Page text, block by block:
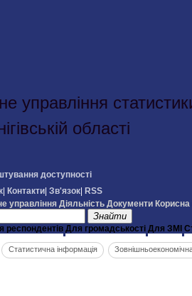
управління
області
доступності
| Контакти| Зв'язок| RSS
управління Діяльність Документи
Знайти
респондентів Для громадськості Для ЗМІ
Статистична інформація